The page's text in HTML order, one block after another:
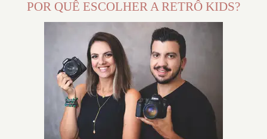
POR QUÊ ESCOLHER A RETRÔ KIDS?